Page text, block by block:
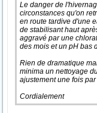
Le danger de
circonstances qu'on
en route tardive d'une
de stabilisant haut
aggravé par une
des mois et un pH bas
Rien de dramatique
minima un nettoyage
ajustement une fois
Cordialement